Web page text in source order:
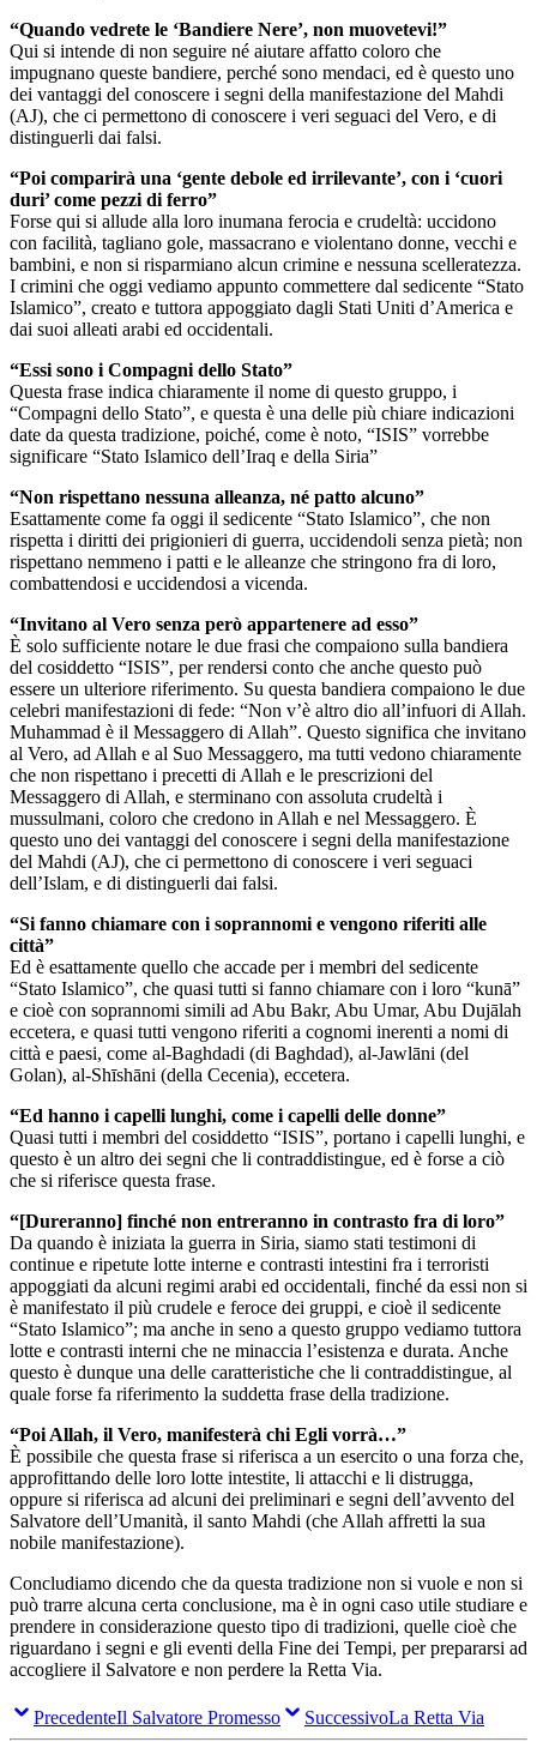
“Quando vedrete le ‘Bandiere Nere’, non muovetevi!”
Qui si intende di non seguire né aiutare affatto coloro che
impugnano queste bandiere, perché sono mendaci, ed è questo uno
dei vantaggi del conoscere i segni della manifestazione del Mahdi
(AJ), che ci permettono di conoscere i veri seguaci del Vero, e di
distinguerli dai falsi.
“Poi comparirà una ‘gente debole ed irrilevante’, con i ‘cuori
duri’ come pezzi di ferro”
Forse qui si allude alla loro inumana ferocia e crudeltà: uccidono
con facilità, tagliano gole, massacrano e violentano donne, vecchi e
bambini, e non si risparmiano alcun crimine e nessuna scelleratezza.
I crimini che oggi vediamo appunto commettere dal sedicente “Stato
Islamico”, creato e tuttora appoggiato dagli Stati Uniti d’America e
dai suoi alleati arabi ed occidentali.
“Essi sono i Compagni dello Stato”
Questa frase indica chiaramente il nome di questo gruppo, i
“Compagni dello Stato”, e questa è una delle più chiare indicazioni
date da questa tradizione, poiché, come è noto, “ISIS” vorrebbe
significare “Stato Islamico dell’Iraq e della Siria”
“Non rispettano nessuna alleanza, né patto alcuno”
Esattamente come fa oggi il sedicente “Stato Islamico”, che non
rispetta i diritti dei prigionieri di guerra, uccidendoli senza pietà; non
rispettano nemmeno i patti e le alleanze che stringono fra di loro,
combattendosi e uccidendosi a vicenda.
“Invitano al Vero senza però appartenere ad esso”
È solo sufficiente notare le due frasi che compaiono sulla bandiera
del cosiddetto “ISIS”, per rendersi conto che anche questo può
essere un ulteriore riferimento. Su questa bandiera compaiono le due
celebri manifestazioni di fede: “Non v’è altro dio all’infuori di Allah.
Muhammad è il Messaggero di Allah”. Questo significa che invitano
al Vero, ad Allah e al Suo Messaggero, ma tutti vedono chiaramente
che non rispettano i precetti di Allah e le prescrizioni del
Messaggero di Allah, e sterminano con assoluta crudeltà i
mussulmani, coloro che credono in Allah e nel Messaggero. È
questo uno dei vantaggi del conoscere i segni della manifestazione
del Mahdi (AJ), che ci permettono di conoscere i veri seguaci
dell’Islam, e di distinguerli dai falsi.
“Si fanno chiamare con i soprannomi e vengono riferiti alle
città”
Ed è esattamente quello che accade per i membri del sedicente
“Stato Islamico”, che quasi tutti si fanno chiamare con i loro “kunā”
e cioè con soprannomi simili ad Abu Bakr, Abu Umar, Abu Dujālah
eccetera, e quasi tutti vengono riferiti a cognomi inerenti a nomi di
città e paesi, come al-Baghdadi (di Baghdad), al-Jawlāni (del
Golan), al-Shīshāni (della Cecenia), eccetera.
“Ed hanno i capelli lunghi, come i capelli delle donne”
Quasi tutti i membri del cosiddetto “ISIS”, portano i capelli lunghi, e
questo è un altro dei segni che li contraddistingue, ed è forse a ciò
che si riferisce questa frase.
“[Dureranno] finché non entreranno in contrasto fra di loro”
Da quando è iniziata la guerra in Siria, siamo stati testimoni di
continue e ripetute lotte interne e contrasti intestini fra i terroristi
appoggiati da alcuni regimi arabi ed occidentali, finché da essi non si
è manifestato il più crudele e feroce dei gruppi, e cioè il sedicente
“Stato Islamico”; ma anche in seno a questo gruppo vediamo tuttora
lotte e contrasti interni che ne minaccia l’esistenza e durata. Anche
questo è dunque una delle caratteristiche che li contraddistingue, al
quale forse fa riferimento la suddetta frase della tradizione.
“Poi Allah, il Vero, manifesterà chi Egli vorrà…”
È possibile che questa frase si riferisca a un esercito o una forza che,
approfittando delle loro lotte intestite, li attacchi e li distrugga,
oppure si riferisca ad alcuni dei preliminari e segni dell’avvento del
Salvatore dell’Umanità, il santo Mahdi (che Allah affretti la sua
nobile manifestazione).
Concludiamo dicendo che da questa tradizione non si vuole e non si
può trarre alcuna certa conclusione, ma è in ogni caso utile studiare e
prendere in considerazione questo tipo di tradizioni, quelle cioè che
riguardano i segni e gli eventi della Fine dei Tempi, per prepararsi ad
accogliere il Salvatore e non perdere la Retta Via.
PrecedenteIl Salvatore Promesso SuccessivoLa Retta Via